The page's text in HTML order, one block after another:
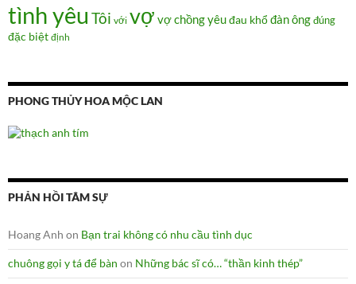
tình yêu Tôi với vợ vợ chồngyêuđau khổđàn ôngđúng
đặc biệt định
PHONG THỦY HOA MỘC LAN
PHẢN HỒI TÂM SỰ
Hoang Anh on Bạn trai không có nhu cầu tình dục
chuông gọi y tá để bàn on Những bác sĩ có… “thần kinh thép”